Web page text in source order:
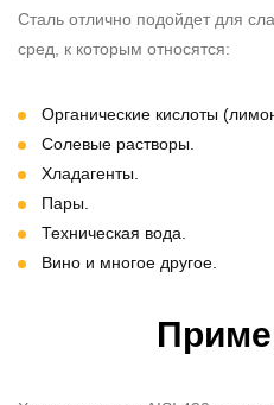
Сталь отлично подойдет для
сред, к которым относятся:
Органические кислоты
Солевые растворы.
Хладагенты.
Пары.
Техническая вода.
Вино и многое другое.